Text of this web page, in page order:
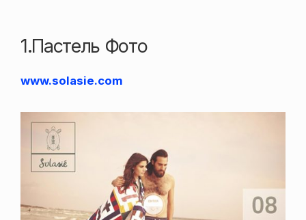
1.Пастель Фото
www.solasie.com